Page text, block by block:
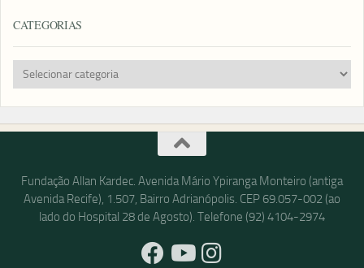
CATEGORIAS
Categorias
Fundação Allan Kardec. Avenida Mário Ypiranga Monteiro (antiga
Avenida Recife), 1.507, Bairro Adrianópolis. CEP 69.057-002 (ao
lado do Hospital 28 de Agosto). Telefone (92) 4104-2974